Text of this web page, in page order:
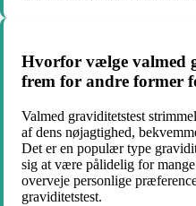
Hvorfor vælge valmed
frem for andre former
Valmed graviditetstest
af dens nøjagtighed,
Det er en populær type
sig at være pålidelig for
overveje personlige
graviditetstest.